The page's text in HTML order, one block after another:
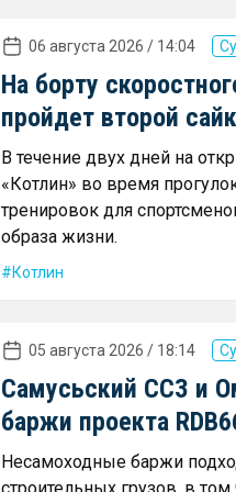
06 августа 2026 / 14:04
На борту
пройдет второй
В течение двух дней на
«Котлин» во время
тренировок для
образа жизни.
Котлин
05 августа 2026 / 18:14
Самусьский ССЗ и
баржи проекта
Несамоходные баржи